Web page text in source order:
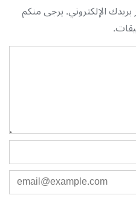
الإلكتروني. يرجى منكم